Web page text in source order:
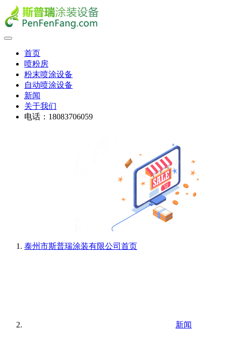
首页
喷粉房
粉末喷涂设备
自动喷涂设备
新闻
关于我们
电话：18083706059
泰州市斯普瑞涂装有限公司 首页
新闻